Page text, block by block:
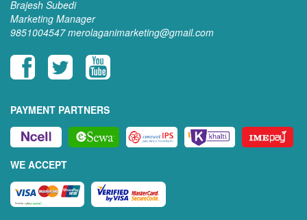
Brajesh Subedi
Marketing Manager
9851004547 merolaganimarketing@gmail.com
PAYMENT PARTNERS
WE ACCEPT